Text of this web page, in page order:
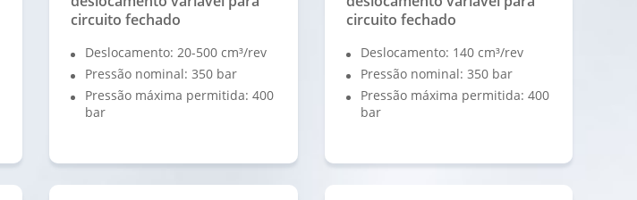
circuito fechado
Deslocamento: 20-500 cm³/rev
Pressão nominal: 350 bar
Pressão máxima permitida: 400
bar
circuito fechado
Deslocamento: 140 cm³/rev
Pressão nominal: 350 bar
Pressão máxima permitida: 400
bar